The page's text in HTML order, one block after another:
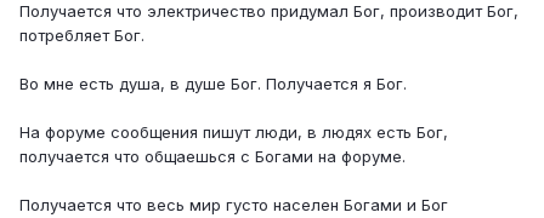
Получается что электричество придумал Бог, производит Бог,
потребляет Бог.
Во мне есть душа, в душе Бог. Получается я Бог.
На форуме сообщения пишут люди, в людях есть Бог,
получается что общаешься с Богами на форуме.
Получается что весь мир густо населен Богами и Бог